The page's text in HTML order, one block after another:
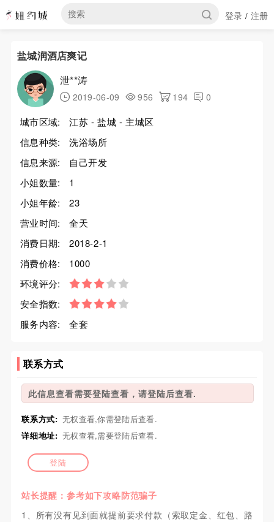
登录 / 注册
盐城润酒店爽记
泄**涛
2019-06-09 956 194 0
城市区域:
江苏 - 盐城 - 主城区
信息种类:
洗浴场所
信息来源:
自己开发
小姐数量:
1
小姐年龄:
23
营业时间:
全天
消费日期:
2018-2-1
消费价格:
1000
环境评分:
安全指数:
服务内容:
全套
联系方式
此信息查看需要登陆查看，请登陆后查看.
联系方式: 无权查看,你需登陆后查看.
详细地址: 无权查看,需要登陆后查看.
登陆
站长提醒：参考如下攻略防范骗子
1、所有没有见到面就提前要求付款（索取定金、红包、路